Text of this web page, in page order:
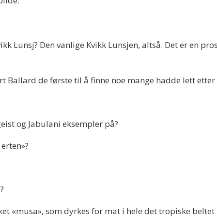
Lunsj? Den vanlige Kvikk Lunsjen, altså. Det er en
Ballard de første til å finne noe mange hadde lett
og Jabulani eksempler på?
«musa», som dyrkes for mat i hele det tropiske